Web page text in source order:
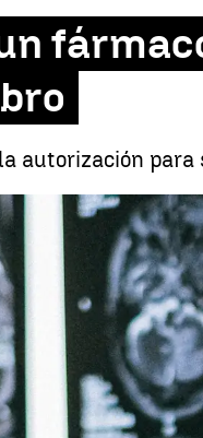
Buscar
autorización para